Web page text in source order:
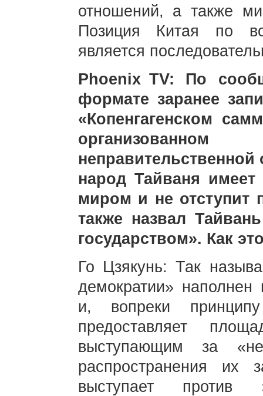
отношений, а также
Позиция Китая по
является
Phoenix TV: По
формате заранее
«Копенгагенском
народ Тайваня
миром и не отступит
также назвал
государством». Как
Го Цзякунь: Так
демократии» наполнен
и, вопреки
предоставляет
выступающим за
распространения их
выступает против